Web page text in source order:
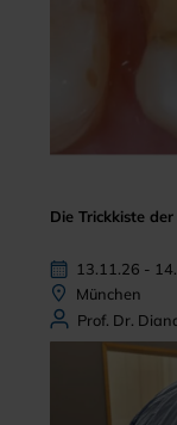
Die Trickkiste
13.11.26 -
München
Prof. Dr.